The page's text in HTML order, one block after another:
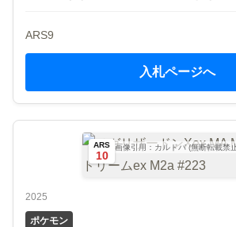
ARS9
入札ページへ
ARS
10
画像引用：カルドバ (無断転載禁
2025
ポケモン